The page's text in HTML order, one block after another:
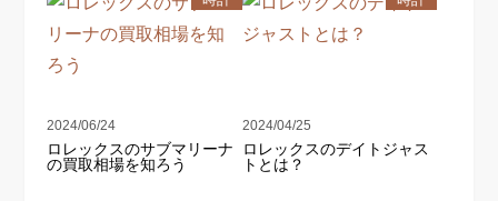
2024/06/24
ロレックスのサブマリーナ
の買取相場を知ろう
2024/04/25
ロレックスのデイトジャス
トとは？